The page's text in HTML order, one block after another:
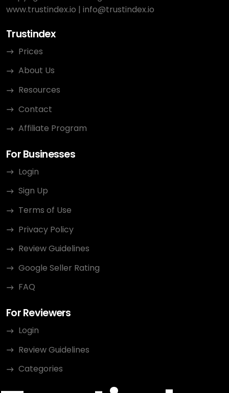
www.trustindex.io | info@trustindex.io
Trustindex
Prices
About Us
Resources
Contact
Affiliate Program
For Businesses
Login
Sign Up
Terms of Use
Privacy Policy
Review Guidelines
Google Seller Rating
FAQ
For Reviewers
Login
Review Guidelines
Categories